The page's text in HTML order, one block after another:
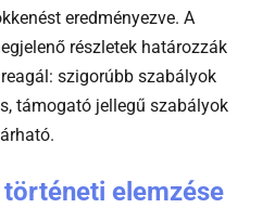
eredményezve. A
részletek határozzák
szigorúbb szabályok
támogató jellegű szabályok
elemzése